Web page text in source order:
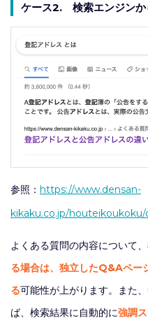
ケース2. 検索エンジンか
参照： https://www.densan-
kikaku.co.jp/
よくある質問の内容について、
る場合は、独立したQ&Aペー
る可能性が上がります。また
ば、検索結果に自動的に強調